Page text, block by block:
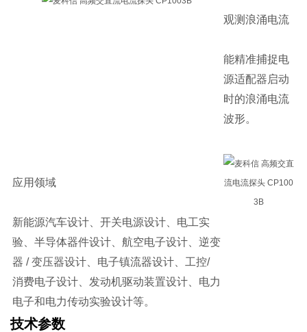
观测浪涌电流
能精准捕捉电
源适配器启动
时的浪涌电流
波形。
应用领域
新能源汽车设计、开关电源设计、电工实
验、半导体器件设计、航空电子设计、逆变
器 / 变压器设计、电子镇流器设计、工控/
消费电子设计、发动机驱动装置设计、电力
电子和电力传动实验设计等。
技术参数